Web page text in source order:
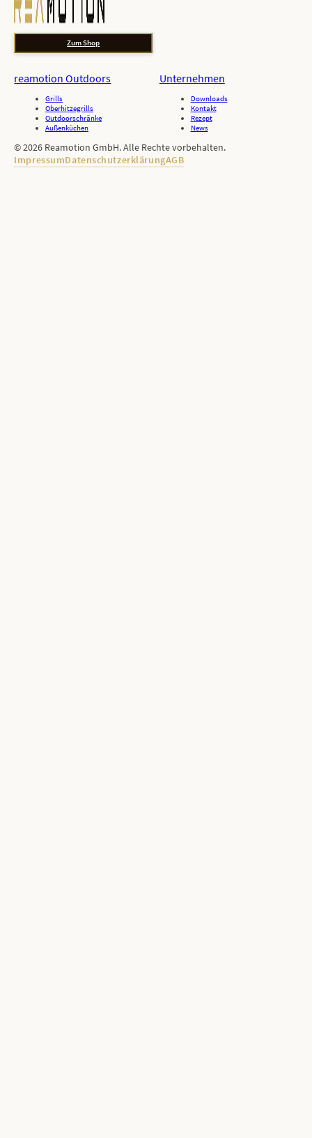
Zum Shop
reamotion Outdoors
Grills
Oberhitzegrills
Outdoorschränke
Außenküchen
Unternehmen
Downloads
Kontakt
Rezept
News
© 2026 Reamotion GmbH. Alle Rechte vorbehalten.
ImpressumDatenschutzerklärungAGB